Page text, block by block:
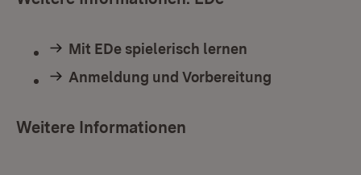
Mit EDe spielerisch lernen
Anmeldung und Vorbereitung
Weitere Informationen